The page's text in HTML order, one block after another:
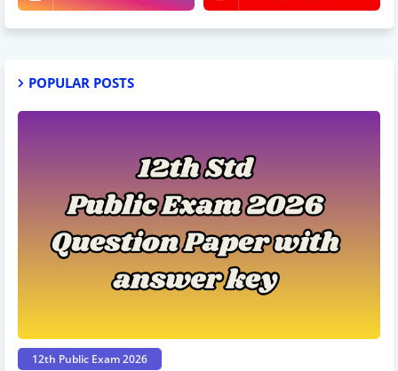
POPULAR POSTS
12th Public Exam 2026